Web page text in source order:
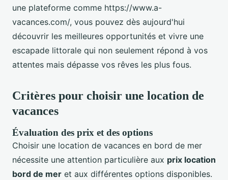
une plateforme comme https://www.a-
vacances.com/, vous pouvez dès aujourd'hui
découvrir les meilleures opportunités et vivre une
escapade littorale qui non seulement répond à vos
attentes mais dépasse vos rêves les plus fous.
Critères pour choisir une location de
vacances
Évaluation des prix et des options
Choisir une location de vacances en bord de mer
nécessite une attention particulière aux prix location
bord de mer et aux différentes options disponibles.